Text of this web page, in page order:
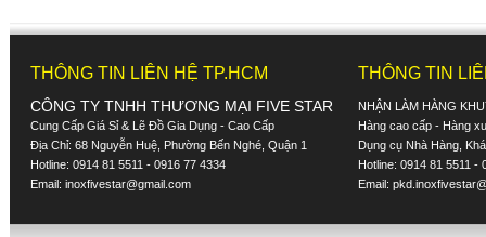
THÔNG TIN LIÊN HỆ TP.HCM
CÔNG TY TNHH THƯƠNG MẠI FIVE STAR
Cung Cấp Giá Sỉ & Lẽ Đồ Gia Dụng - Cao Cấp
Địa Chỉ: 68 Nguyễn Huệ, Phường Bến Nghé, Quận 1
Hotline: 0914 81 5511 - 0916 77 4334
Email: inoxfivestar@gmail.com
THÔNG TIN
NHẬN LÀM HÀNG
Hàng cao cấp - Hàng
Dụng cụ Nhà Hàng,
Hotline: 0914 81 5511 -
Email: